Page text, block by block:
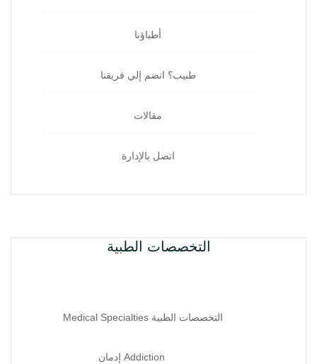
أطباؤنا
طبيب؟ انضم إلي فريقنا
مقالات
اتصل بالإدارة
التخصصات الطبية
التخصصات الطبية Medical Specialties
Addiction إدمان‏